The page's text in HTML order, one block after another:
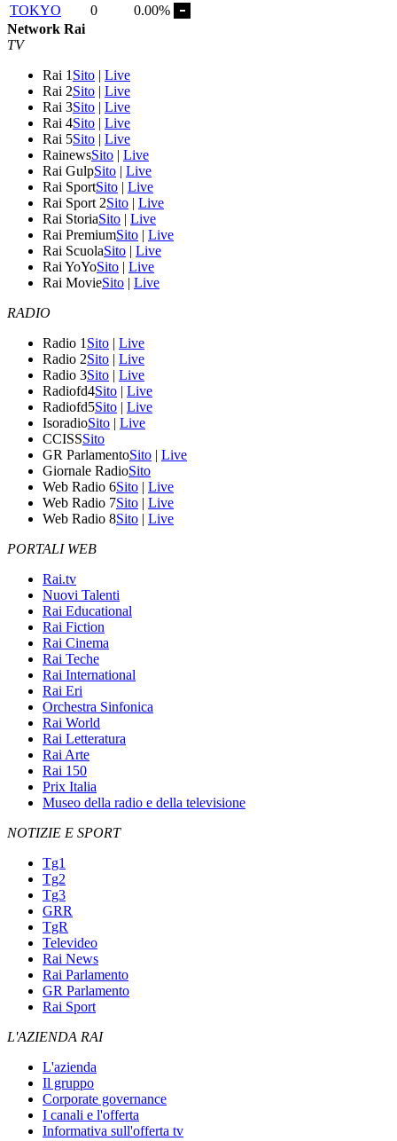
TOKYO
0
0.00%
Network Rai
TV
Rai 1 Sito | Live
Rai 2Sito | Live
Rai 3Sito | Live
Rai 4Sito | Live
Rai 5Sito | Live
RainewsSito | Live
Rai GulpSito | Live
Rai SportSito | Live
Rai Sport 2Sito | Live
Rai StoriaSito | Live
Rai PremiumSito | Live
Rai ScuolaSito | Live
Rai YoYoSito | Live
Rai MovieSito | Live
RADIO
Radio 1 Sito | Live
Radio 2Sito | Live
Radio 3Sito | Live
Radiofd4Sito | Live
Radiofd5Sito | Live
IsoradioSito | Live
CCISSSito
GR ParlamentoSito | Live
Giornale RadioSito
Web Radio 6Sito | Live
Web Radio 7Sito | Live
Web Radio 8Sito | Live
PORTALI WEB
Rai.tv
Nuovi Talenti
Rai Educational
Rai Fiction
Rai Cinema
Rai Teche
Rai International
Rai Eri
Orchestra Sinfonica
Rai World
Rai Letteratura
Rai Arte
Rai 150
Prix Italia
Museo della radio e della televisione
NOTIZIE E SPORT
Tg1
Tg2
Tg3
GRR
TgR
Televideo
Rai News
Rai Parlamento
GR Parlamento
Rai Sport
L'AZIENDA RAI
L'azienda
Il gruppo
Corporate governance
I canali e l'offerta
Informativa sull'offerta tv